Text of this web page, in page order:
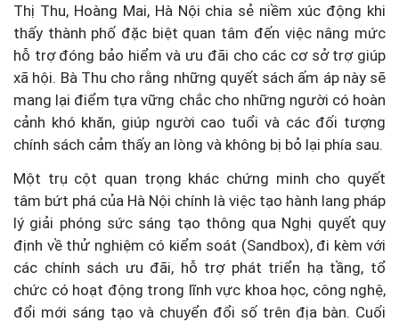
Thị Thu, Hoàng Mai, Hà Nội chia sẻ niềm xúc động khi
thấy thành phố đặc biệt quan tâm đến việc nâng mức
hỗ trợ đóng bảo hiểm và ưu đãi cho các cơ sở trợ giúp
xã hội. Bà Thu cho rằng những quyết sách ấm áp này sẽ
mang lại điểm tựa vững chắc cho những người có hoàn
cảnh khó khăn, giúp người cao tuổi và các đối tượng
chính sách cảm thấy an lòng và không bị bỏ lại phía sau.
Một trụ cột quan trọng khác chứng minh cho quyết
tâm bứt phá của Hà Nội chính là việc tạo hành lang pháp
lý giải phóng sức sáng tạo thông qua Nghị quyết quy
định về thử nghiệm có kiểm soát (Sandbox), đi kèm với
các chính sách ưu đãi, hỗ trợ phát triển hạ tầng, tổ
chức có hoạt động trong lĩnh vực khoa học, công nghệ,
đổi mới sáng tạo và chuyển đổi số trên địa bàn. Cuối